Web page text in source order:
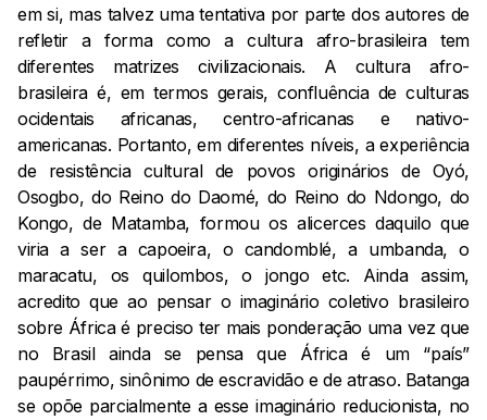
em si, mas talvez uma tentativa por parte dos autores de
refletir a forma como a cultura afro-brasileira tem
diferentes matrizes civilizacionais. A cultura afro-
brasileira é, em termos gerais, confluência de culturas
ocidentais africanas, centro-africanas e nativo-
americanas. Portanto, em diferentes níveis, a experiência
de resistência cultural de povos originários de Oyó,
Osogbo, do Reino do Daomé, do Reino do Ndongo, do
Kongo, de Matamba, formou os alicerces daquilo que
viria a ser a capoeira, o candomblé, a umbanda, o
maracatu, os quilombos, o jongo etc. Ainda assim,
acredito que ao pensar o imaginário coletivo brasileiro
sobre África é preciso ter mais ponderação uma vez que
no Brasil ainda se pensa que África é um “país”
paupérrimo, sinônimo de escravidão e de atraso. Batanga
se opõe parcialmente a esse imaginário reducionista, no